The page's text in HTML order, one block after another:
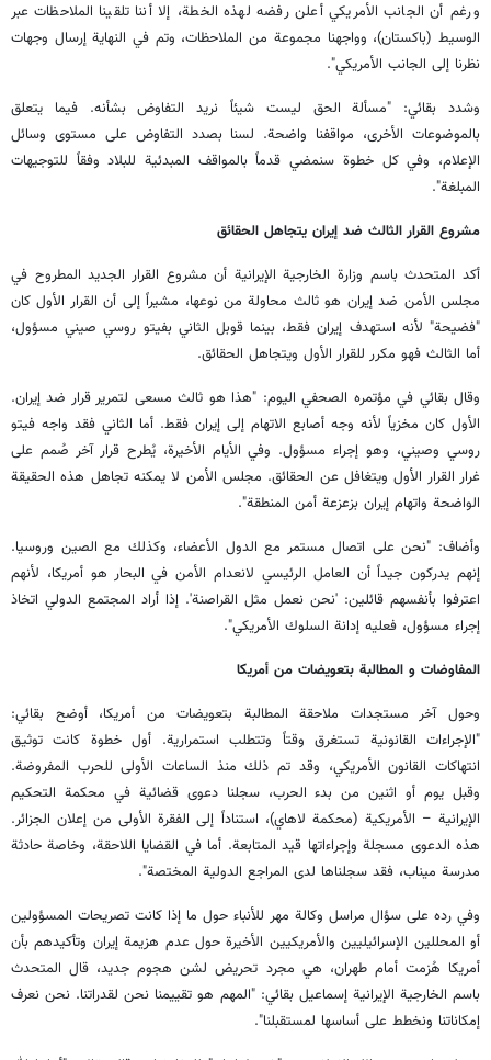
ورغم أن الجانب الأمريكي أعلن رفضه لهذه الخطة، إلا أننا تلقينا الملاحظات عبر
الوسيط (باكستان)، وواجهنا مجموعة من الملاحظات، وتم في النهاية إرسال وجهات
نظرنا إلى الجانب الأمريكي".
وشدد بقائي: "مسألة الحق ليست شيئاً نريد التفاوض بشأنه. فيما يتعلق
بالموضوعات الأخرى، مواقفنا واضحة. لسنا بصدد التفاوض على مستوى وسائل
الإعلام، وفي كل خطوة سنمضي قدماً بالمواقف المبدئية للبلاد وفقاً للتوجيهات
المبلغة".
مشروع القرار الثالث ضد إيران يتجاهل الحقائق
أكد المتحدث باسم وزارة الخارجية الإيرانية أن مشروع القرار الجديد المطروح في
مجلس الأمن ضد إيران هو ثالث محاولة من نوعها، مشيراً إلى أن القرار الأول كان
"فضيحة" لأنه استهدف إيران فقط، بينما قوبل الثاني بفيتو روسي صيني مسؤول،
أما الثالث فهو مكرر للقرار الأول ويتجاهل الحقائق.
وقال بقائي في مؤتمره الصحفي اليوم: "هذا هو ثالث مسعى لتمرير قرار ضد إيران.
الأول كان مخزياً لأنه وجه أصابع الاتهام إلى إيران فقط. أما الثاني فقد واجه فيتو
روسي وصيني، وهو إجراء مسؤول. وفي الأيام الأخيرة، يُطرح قرار آخر صُمم على
غرار القرار الأول ويتغافل عن الحقائق. مجلس الأمن لا يمكنه تجاهل هذه الحقيقة
الواضحة واتهام إيران بزعزعة أمن المنطقة".
وأضاف: "نحن على اتصال مستمر مع الدول الأعضاء، وكذلك مع الصين وروسيا.
إنهم يدركون جيداً أن العامل الرئيسي لانعدام الأمن في البحار هو أمريكا، لأنهم
اعترفوا بأنفسهم قائلين: 'نحن نعمل مثل القراصنة'. إذا أراد المجتمع الدولي اتخاذ
إجراء مسؤول، فعليه إدانة السلوك الأمريكي".
المفاوضات و المطالبة بتعويضات من أمريكا
وحول آخر مستجدات ملاحقة المطالبة بتعويضات من أمريكا، أوضح بقائي:
"الإجراءات القانونية تستغرق وقتاً وتتطلب استمرارية. أول خطوة كانت توثيق
انتهاكات القانون الأمريكي، وقد تم ذلك منذ الساعات الأولى للحرب المفروضة.
وقبل يوم أو اثنين من بدء الحرب، سجلنا دعوى قضائية في محكمة التحكيم
الإيرانية – الأمريكية (محكمة لاهاي)، استناداً إلى الفقرة الأولى من إعلان الجزائر.
هذه الدعوى مسجلة وإجراءاتها قيد المتابعة. أما في القضايا اللاحقة، وخاصة حادثة
مدرسة ميناب، فقد سجلناها لدى المراجع الدولية المختصة".
وفي رده على سؤال مراسل وكالة مهر للأنباء حول ما إذا كانت تصريحات المسؤولين
أو المحللين الإسرائيليين والأمريكيين الأخيرة حول عدم هزيمة إيران وتأكيدهم بأن
أمريكا هُزمت أمام طهران، هي مجرد تحريض لشن هجوم جديد، قال المتحدث
باسم الخارجية الإيرانية إسماعيل بقائي: "المهم هو تقييمنا نحن لقدراتنا. نحن نعرف
إمكاناتنا ونخطط على أساسها لمستقبلنا".